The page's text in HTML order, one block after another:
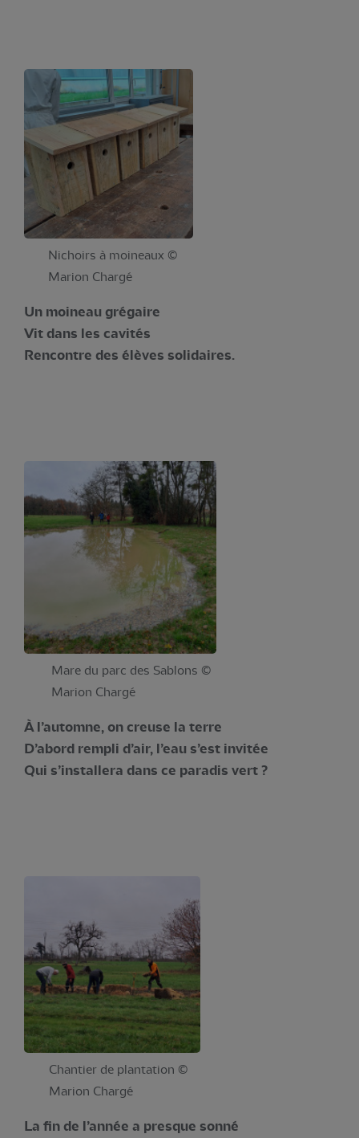
Nichoirs à moineaux ©
Marion Chargé
Un moineau grégaire
Vit dans les cavités
Rencontre des élèves solidaires.
Mare du parc des Sablons ©
Marion Chargé
À l’automne, on creuse la terre
D’abord rempli d’air, l’eau s’est invitée
Qui s’installera dans ce paradis vert ?
Chantier de plantation ©
Marion Chargé
La fin de l’année a presque sonné